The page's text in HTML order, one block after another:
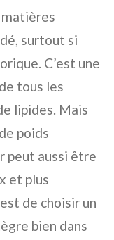
surtout si
C’est une
tous les
lipides. Mais
poids
peut aussi être
et plus
de choisir un
bien dans